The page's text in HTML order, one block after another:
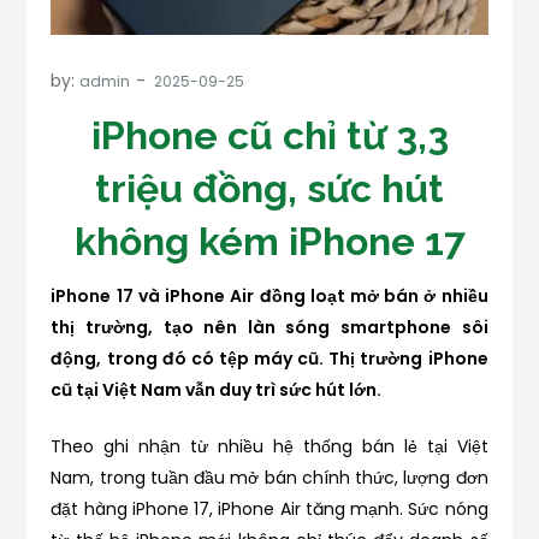
by: admin
iPhone cũ chỉ từ 3,3
triệu đồng, sức hút
không kém iPhone 17
iPhone 17 và iPhone Air đồng loạt mở bán ở nhiều
thị trường, tạo nên làn sóng smartphone sôi
động, trong đó có tệp máy cũ. Thị trường iPhone
cũ tại Việt Nam vẫn duy trì sức hút lớn.
Theo ghi nhận từ nhiều hệ thống bán lẻ tại Việt
Nam, trong tuần đầu mở bán chính thức, lượng đơn
đặt hàng iPhone 17, iPhone Air tăng mạnh. Sức nóng